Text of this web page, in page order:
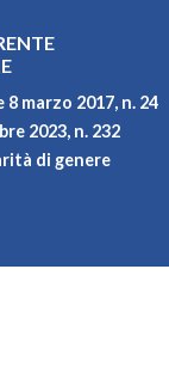
marzo 2017, n. 24
2023, n. 232
di genere